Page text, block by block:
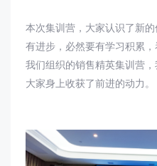
本次集训营，大家认识了新
有进步，必然要有学习积累
我们组织的销售精英集训营
大家身上收获了前进的动力。